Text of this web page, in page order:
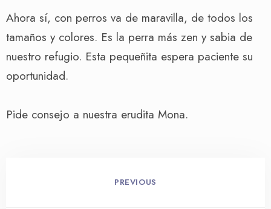
Ahora sí, con perros va de maravilla, de todos los
tamaños y colores. Es la perra más zen y sabia de
nuestro refugio. Esta pequeñita espera paciente su
oportunidad.
Pide consejo a nuestra erudita Mona.
PREVIOUS